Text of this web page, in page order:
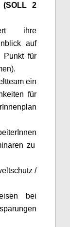
(SOLL 2
ihre
auf
Punkt für
ein
für
zu
/
bei